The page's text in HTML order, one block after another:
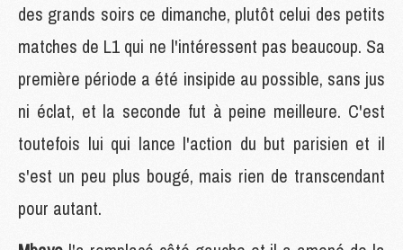
des grands soirs ce dimanche, plutôt celui des petits
matches de L1 qui ne l'intéressent pas beaucoup. Sa
première période a été insipide au possible, sans jus
ni éclat, et la seconde fut à peine meilleure. C'est
toutefois lui qui lance l'action du but parisien et il
s'est un peu plus bougé, mais rien de transcendant
pour autant.